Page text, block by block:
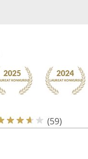
(59)